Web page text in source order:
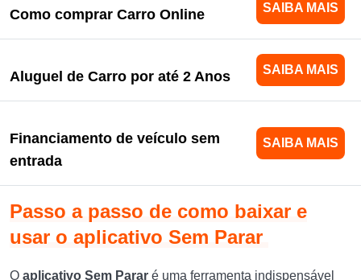
Como comprar Carro Online SAIBA MAIS
Aluguel de Carro por até 2 Anos SAIBA MAIS
Financiamento de veículo sem
entrada
SAIBA MAIS
Passo a passo de como baixar e
usar o aplicativo Sem Parar
O aplicativo Sem Parar é uma ferramenta indispensável